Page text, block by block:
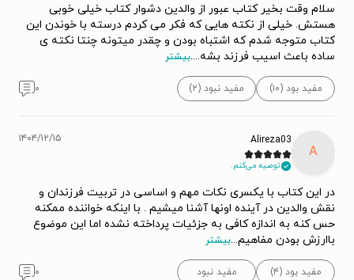
سلام وقت بخیر کتاب عبور از والدین دشوار کتاب خیلی خوبی
هستش. خیلی از نکته هایی که فکر می کردم درسته با خوندن این
کتاب متوجه شدم که اشتباه بودن و چقدر میتونه چنتا نکته ی
ساده باعث اسیب فرزند بشه....بیشتر
مفید بود (۱۰) مفید نبود (۲) ۰
A
Alireza03
توصیه می‌کنم.
۱۴۰۴/۱۲/۱۵
در این کتاب با یکسری نکات مهم و اساسی در تربیت فرزندان و
نقش والدین در آینده اونها آشنا میشیم . با اینکه خواننده ممکنه
حس کنه به اندازه کافی به جزئیات پرداخته نشده اما این موضوع
باارزش بودن مفاهیم...بیشتر
مفید بود (۴) مفید نبود ۰